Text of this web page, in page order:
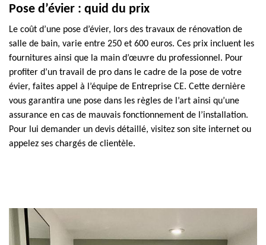
Pose d’évier : quid du prix
Le coût d’une pose d’évier, lors des travaux de rénovation de
salle de bain, varie entre 250 et 600 euros. Ces prix incluent les
fournitures ainsi que la main d’œuvre du professionnel. Pour
profiter d’un travail de pro dans le cadre de la pose de votre
évier, faites appel à l’équipe de Entreprise CE. Cette dernière
vous garantira une pose dans les règles de l’art ainsi qu’une
assurance en cas de mauvais fonctionnement de l’installation.
Pour lui demander un devis détaillé, visitez son site internet ou
appelez ses chargés de clientèle.